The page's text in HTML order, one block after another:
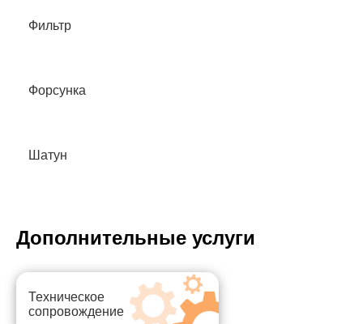
Фильтр
Форсунка
Шатун
Дополнительные услуги
Техническое
сопровождение